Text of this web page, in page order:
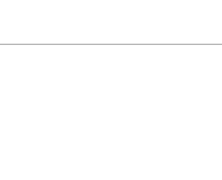
Vipps, Klarna och Google Pay.
debiteras kortet/fakturan.